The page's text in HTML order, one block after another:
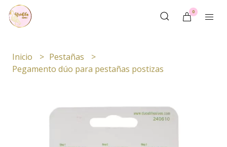
0
Inicio
Pestañas
Pegamento dúo para pestañas postizas